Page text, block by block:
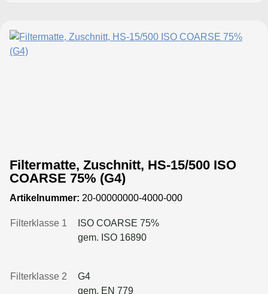
Eigensteifigkeit und kann durch
Filtermatte, Zuschnitt, HS-15/500 ISO
COARSE 75% (G4)
Artikelnummer: 20-00000000-4000-000
Filterklasse 1
ISO COARSE 75%
gem. ISO 16890
Filterklasse 2
G4
gem. EN 779